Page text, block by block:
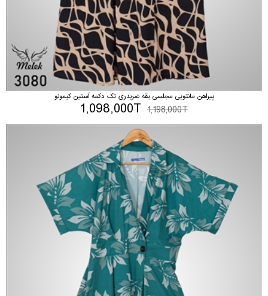
پیراهن مانتویی مجلسی یقه ضربدری تک دکمه آستین کیمونو
1,198,000T
1,098,000T